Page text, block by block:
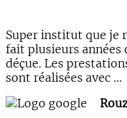
Super institut que je
fait plusieurs années
déçue. Les
sont réalisées avec ...